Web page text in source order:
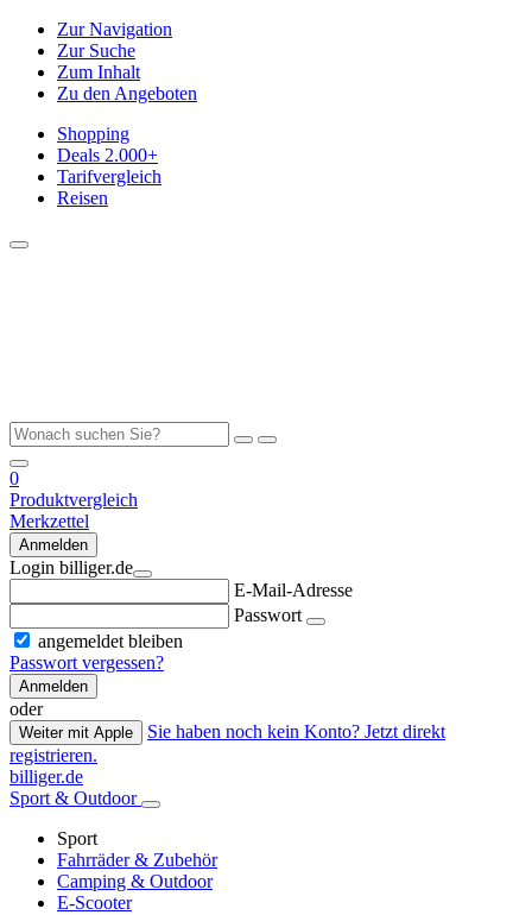
Zur Navigation
Zur Suche
Zum Inhalt
Zu den Angeboten
Shopping
Deals 2.000+
Tarifvergleich
Reisen
0
Produktvergleich
Merkzettel
Anmelden
Login billiger.de
E-Mail-Adresse
Passwort
angemeldet bleiben
Passwort vergessen?
Anmelden
oder
Weiter mit Apple
Sie haben noch kein Konto? Jetzt direkt
registrieren.
billiger.de
Sport & Outdoor
Sport
Fahrräder & Zubehör
Camping & Outdoor
E-Scooter